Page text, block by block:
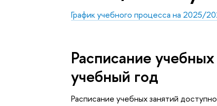
График учебного процесса на 2025/
Расписание
учебный год
Расписание учебных занятий